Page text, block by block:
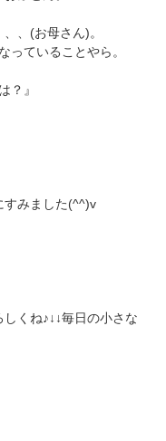
、(お母さん)。
っていることやら。
？』
すみました(^^)v
くね♪↓↓毎日の小さな